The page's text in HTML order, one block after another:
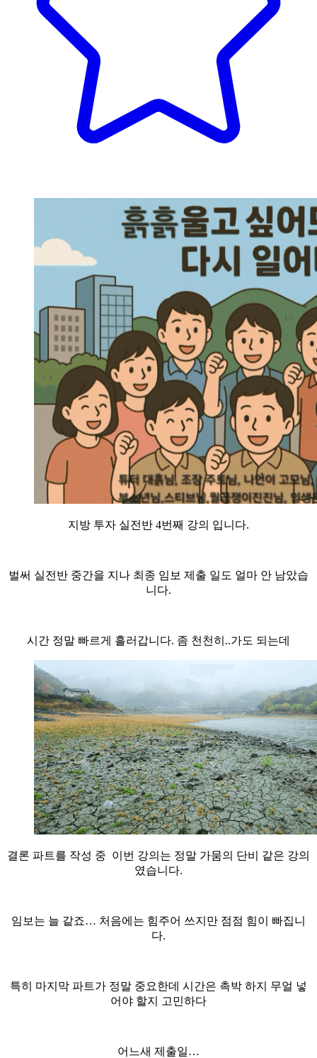
지방 투자 실전반 4번째 강의 입니다.
벌써 실전반 중간을 지나 최종 임보 제출 일도 얼마 안 남았습
니다.
시간 정말 빠르게 흘러갑니다. 좀 천천히..가도 되는데
결론 파트를 작성 중 이번 강의는 정말 가뭄의 단비 같은 강의
였습니다.
임보는 늘 같죠… 처음에는 힘주어 쓰지만 점점 힘이 빠집니
다.
특히 마지막 파트가 정말 중요한데 시간은 촉박 하지 무얼 넣
어야 할지 고민하다
어느새 제출일…